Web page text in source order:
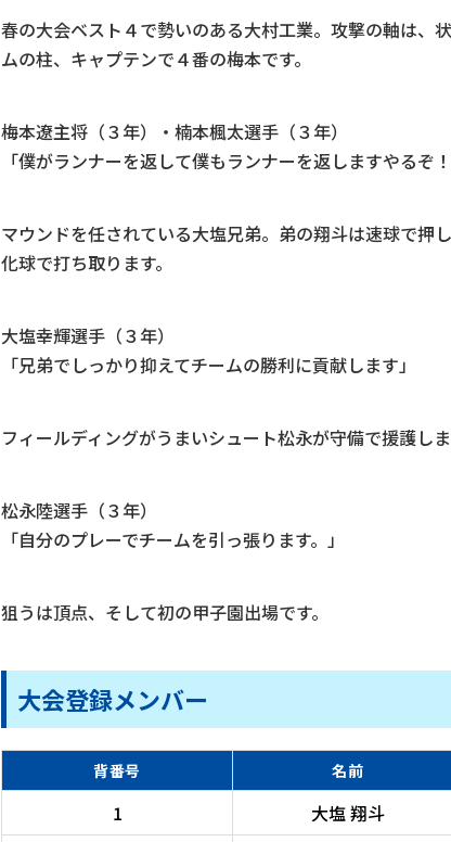
春の大会ベスト４で勢いのある大村工業。攻撃の軸は、
ムの柱、キャプテンで４番の梅本です。
梅本遼主将（３年）・楠本楓太選手（３年）
「僕がランナーを返して僕もランナーを返しますやるぞ！
マウンドを任されている大塩兄弟。弟の翔斗は速球で押
化球で打ち取ります。
大塩幸輝選手（３年）
「兄弟でしっかり抑えてチームの勝利に貢献します」
フィールディングがうまいシュート松永が守備で援護しま
松永陸選手（３年）
「自分のプレーでチームを引っ張ります。」
狙うは頂点、そして初の甲子園出場です。
大会登録メンバー
背番号 名前
1 大塩 翔斗